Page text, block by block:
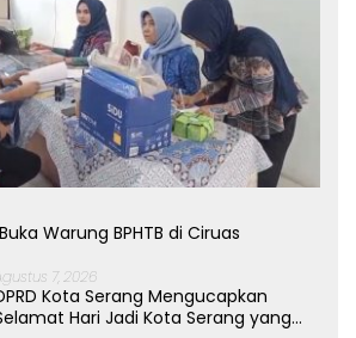
Warung BPHTB di Ciruas
7, 2026
Kota Serang Mengucapkan
Hari Jadi Kota Serang yang